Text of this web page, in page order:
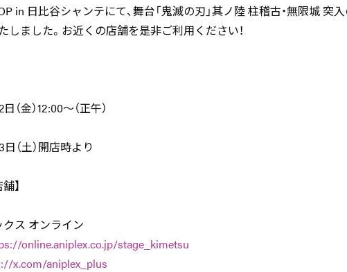
in 日比谷シャンテにて、舞台「鬼滅の刃」其ノ陸 柱稽古・無限城 突
しました。お近くの店舗を是非ご利用ください！
（金）12:00～（正午）
（土）開店時より
】
クス オンライン
online.aniplex.co.jp/stage_kimetsu
x.com/aniplex_plus